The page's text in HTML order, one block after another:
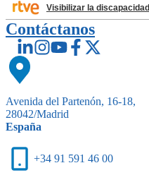
Visibilizar la discapacidad
Contáctanos
Avenida del Partenón, 16-18,
28042/Madrid
España
+34 91 591 46 00